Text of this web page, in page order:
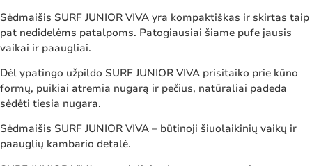
Sėdmaišis SURF JUNIOR VIVA yra kompaktiškas ir skirtas taip
pat nedidelėms patalpoms. Patogiausiai šiame pufe jausis
vaikai ir paaugliai.
Dėl ypatingo užpildo SURF JUNIOR VIVA prisitaiko prie kūno
formų, puikiai atremia nugarą ir pečius, natūraliai padeda
sėdėti tiesia nugara.
Sėdmaišis SURF JUNIOR VIVA – būtinoji šiuolaikinių vaikų ir
paauglių kambario detalė.